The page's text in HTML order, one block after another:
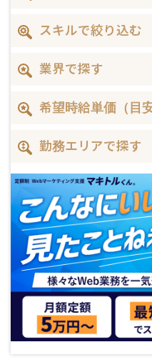
スキルで絞り込む
業界で探す
希望時給単価（目
勤務エリアで探す